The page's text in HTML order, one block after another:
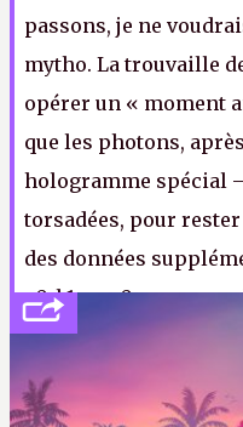
passons, je ne
mytho. La trouvaille
opérer un « moment
que les photons,
hologramme spécial
torsadées, pour
des données
a0, b1 ou c0 par
considérablement les
d’une portée de 1,6
Allemagne, semble-t-